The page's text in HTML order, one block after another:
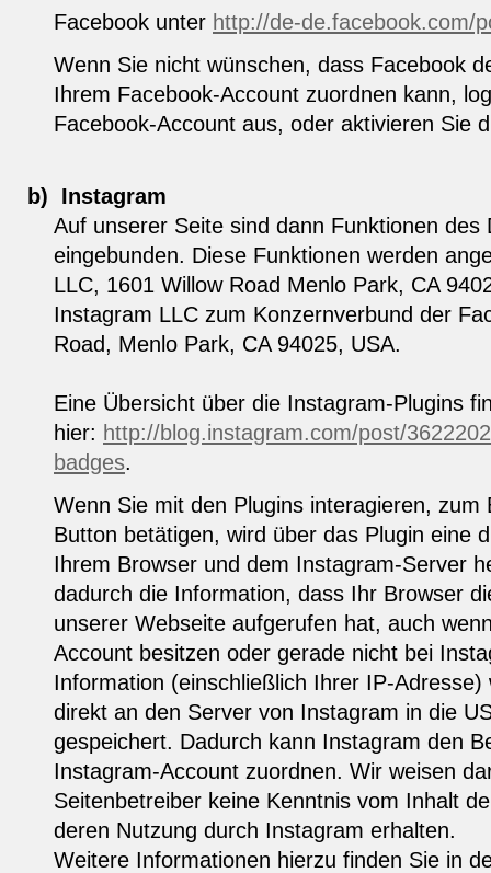
Facebook unter http://de-de.facebook.com/
Wenn Sie nicht wünschen, dass Facebook
Ihrem Facebook-Account zuordnen kann,
Facebook-Account aus, oder aktivieren Sie
b) Instagram
Auf unserer Seite sind dann Funktionen des
eingebunden. Diese Funktionen werden
LLC, 1601 Willow Road Menlo Park, CA
Instagram LLC zum Konzernverbund der
Road, Menlo Park, CA 94025, USA.
Eine Übersicht über die Instagram-Plugins
hier: http://blog.instagram.com/post/
badges.
Wenn Sie mit den Plugins interagieren, zum
Button betätigen, wird über das Plugin eine
Ihrem Browser und dem Instagram-Server
dadurch die Information, dass Ihr Browser
unserer Webseite aufgerufen hat, auch
Account besitzen oder gerade nicht bei
Information (einschließlich Ihrer IP-
direkt an den Server von Instagram in die
gespeichert. Dadurch kann Instagram den
Instagram-Account zuordnen. Wir weisen
Seitenbetreiber keine Kenntnis vom Inhalt
deren Nutzung durch Instagram erhalten.
Weitere Informationen hierzu finden Sie in